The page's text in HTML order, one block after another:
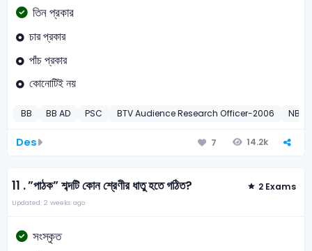
তিন প্রকার
চার প্রকার
পাঁচ প্রকার
কোনোটিই নয়
BB BB AD PSC BTV Audience Research Officer-2006 NBR
Des 7 14.2k
11 .”পাঠক” শব্দটি কোন শ্রেণীর ধাতু হতে গঠিত? 2 Exams
Updated: 2 weeks ago
সংস্কৃত